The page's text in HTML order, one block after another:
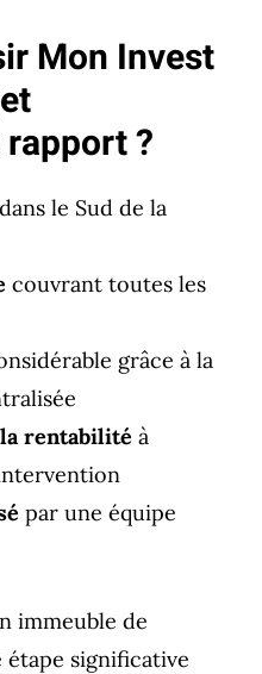
Mon Invest
rapport ?
dans le Sud de la
couvrant toutes les
grâce à la
rentabilité à
par une équipe
immeuble de
significative